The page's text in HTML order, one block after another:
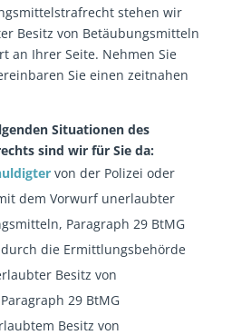
stehen wir
Besitz von Betäubungsmitteln
an Ihrer Seite. Nehmen Sie
Sie einen zeitnahen
Situationen des
sind wir für Sie da:
von der Polizei oder
dem Vorwurf unerlaubter
Paragraph 29 BtMG
durch die Ermittlungsbehörde
Besitz von
29 BtMG
Besitz von